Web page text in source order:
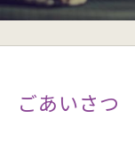
ごあいさつ